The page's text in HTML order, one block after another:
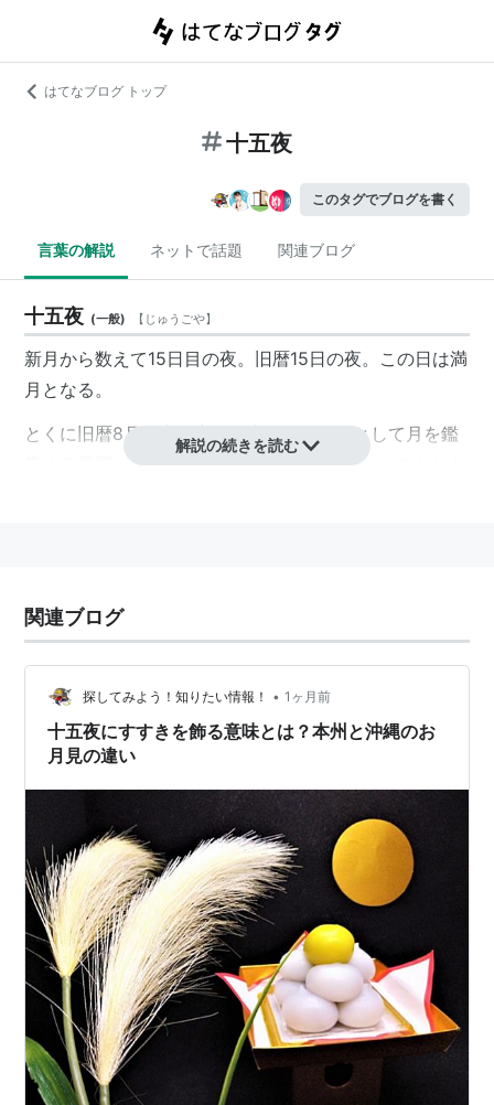
はてなブログ トップ
十五夜
このタグでブログを書く
言葉の解説 ネットで話題 関連ブログ
十五夜 (一般) 【 じゅうごや】
新月から数えて15日目の夜。旧暦15日の夜。 この日は満
月となる。
とくに旧暦8月の十五夜は「中秋の名月」として月を鑑
賞する風習がある。この風習は中国から伝わってきたも
日本では月が見えるところ等に月見団子とススキを飾っ
たり、季節の収穫物を備えたりして、酒宴を設けて月の
雨が降った場合には「雨月」、曇って月が見えない場合
には「無月」等と呼んでかすかに見える月を楽しむ。
どちらかだけしか月を見ないことを「片見月」と言わ
れ、縁起が悪いとされている。
関連
旧暦、中秋の名月、ススキ、 十三夜
解説の続きを読む
関連ブログ
探してみよう！知りたい情報！ • 1ヶ月前
十五夜にすすきを飾る意味とは？本州と沖縄のお
月見の違い